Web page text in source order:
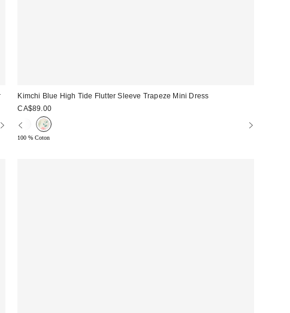
Kimchi Blue High Tide Flutter Sleeve Trapeze Mini Dress
CA$89.00
100 % Coton